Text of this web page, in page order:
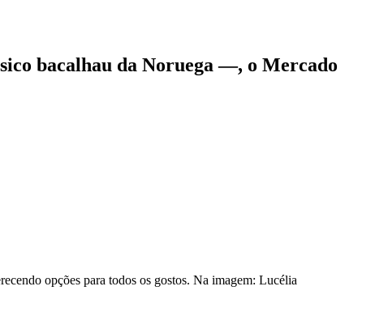
bacalhau da Noruega —, o Mercado
opções para todos os gostos. Na imagem: Lucélia